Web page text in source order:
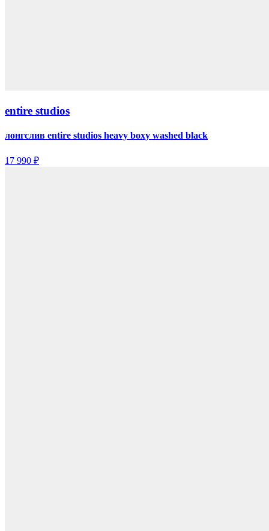
entire studios
лонгслив entire studios heavy boxy washed black
17 990 ₽